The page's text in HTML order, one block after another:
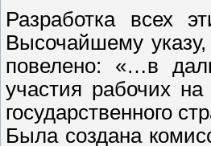
Разработка всех
Высочайшему
повелено: «…в
участия рабочих
государственного
Была создана